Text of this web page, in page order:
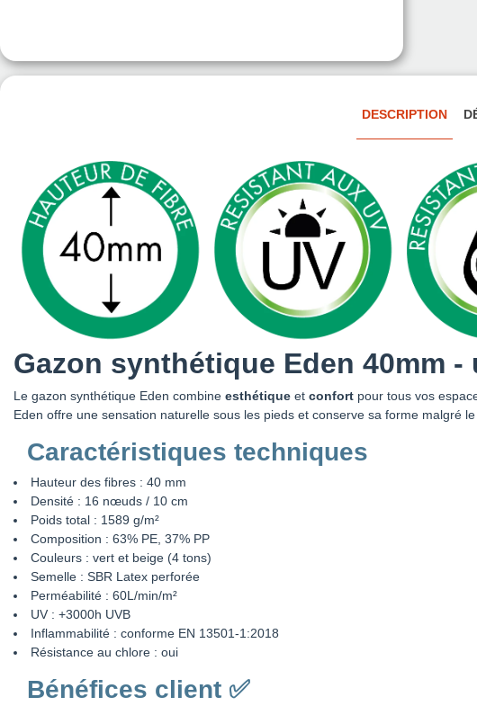
DESCRIPTION
Gazon synthétique Eden 40mm
Le gazon synthétique Eden combine esthétique et confort pour tous vos
Eden offre une sensation naturelle sous les pieds et conserve sa forme malgré
Caractéristiques techniques
Hauteur des fibres : 40 mm
Densité : 16 nœuds / 10 cm
Poids total : 1589 g/m²
Composition : 63% PE, 37% PP
Couleurs : vert et beige (4 tons)
Semelle : SBR Latex perforée
Perméabilité : 60L/min/m²
UV : +3000h UVB
Inflammabilité : conforme EN 13501-1:2018
Résistance au chlore : oui
Bénéfices client ✅